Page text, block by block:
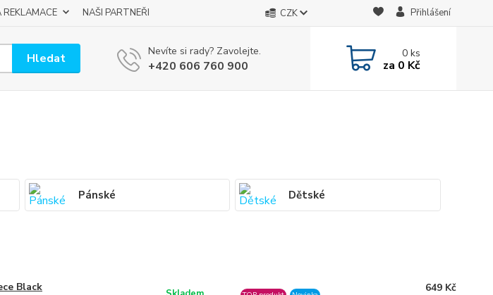
REKLAMACE NAŠI PARTNEŘI CZK Přihlášení
Hledat Nevíte si rady? Zavolejte.
+420 606 760 900
0ks
za 0 Kč
Pánské Dětské
Black 649 Kč